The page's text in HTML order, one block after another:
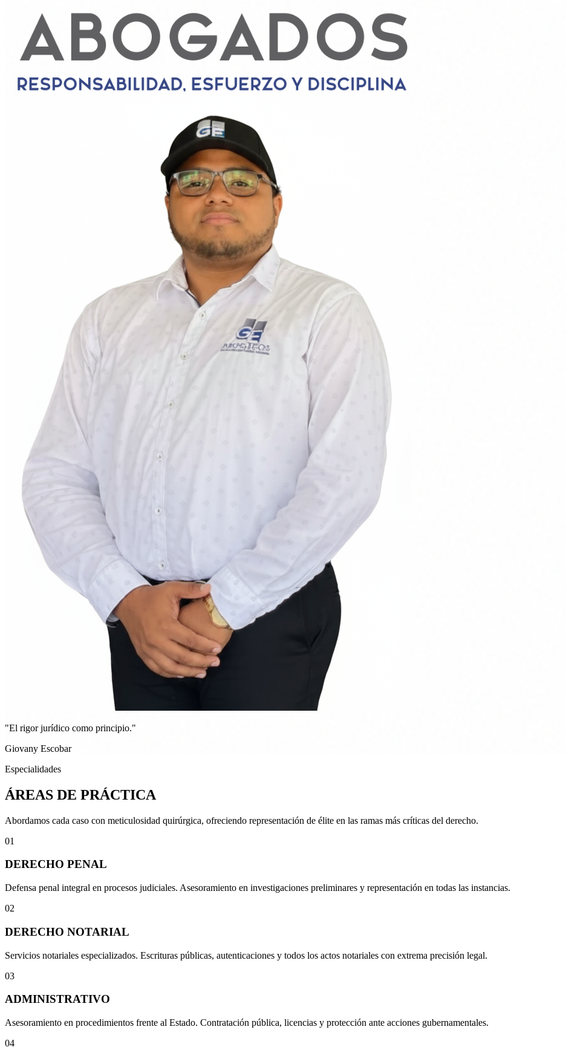
"El rigor jurídico como principio."
Giovany Escobar
Especialidades
ÁREAS DE PRÁCTICA
Abordamos cada caso con meticulosidad quirúrgica, ofreciendo representación de élite en las ramas más críticas del derecho.
01
DERECHO PENAL
Defensa penal integral en procesos judiciales. Asesoramiento en investigaciones preliminares y representación en todas las instancias.
02
DERECHO NOTARIAL
Servicios notariales especializados. Escrituras públicas, autenticaciones y todos los actos notariales con extrema precisión legal.
03
ADMINISTRATIVO
Asesoramiento en procedimientos frente al Estado. Contratación pública, licencias y protección ante acciones gubernamentales.
04